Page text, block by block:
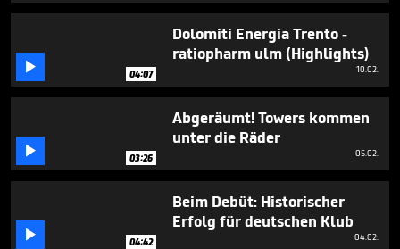
 04:07
Dolomiti Energia Trento -
ratiopharm ulm (Highlights)
10.02.
 03:26
Abgeräumt! Towers kommen
unter die Räder
05.02.
 04:42
Beim Debüt: Historischer
Erfolg für deutschen Klub
04.02.